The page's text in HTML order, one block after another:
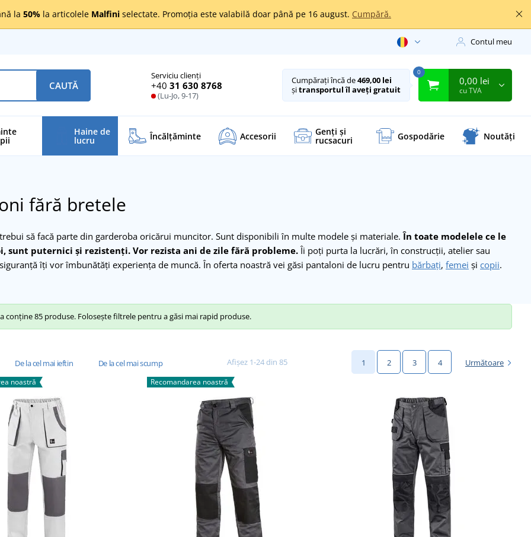
la 50% la articolele Malfini selectate. Promoția este valabilă doar până pe 16 august. Cumpără.
Contul meu
Serviciu clienți
+40 31 630 8768
(Lu-Jo, 9-17)
CAUTĂ Cumpărați încă de469,00 lei
șitransportul îl aveți gratuit
0
0,00 lei
cu TVA
Haine de
lucru Încălţăminte Accesorii Genți și
rucsacuri Gospodărie Noutăți
fără bretele
să facă parte din garderoba oricărui muncitor. Sunt disponibili în multe modele și materiale.În toate modelele ce le
sunt puternici și rezistenți. Vor rezista ani de zile fără probleme.Îi poți purta la lucrări, în construcții, atelier sau
îți vor îmbunătăți experiența de muncă. În oferta noastră vei găsi pantaloni de lucru pentru bărbați, femei și copii.
conține 85 produse. Folosește filtrele pentru a găsi mai rapid produse.
De la cel mai ieftin De la cel mai scump Afișez 1-24 din 85 1 2 3 4 Următoare
noastră Recomandarea noastră